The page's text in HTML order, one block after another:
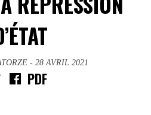
- 28 AVRIL 2021
PDF